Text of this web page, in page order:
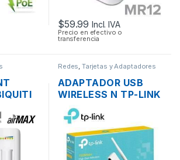
$59.99 Incl. IVA
Precio en efectivo o
transferencia
+
Redes ,Tarjetas y Adaptadores
Wireless
ADAPTADOR USB
WIRELESS N TP-LINK
TL-WN722N UNA
ANTENA ALTA
GANANCIA